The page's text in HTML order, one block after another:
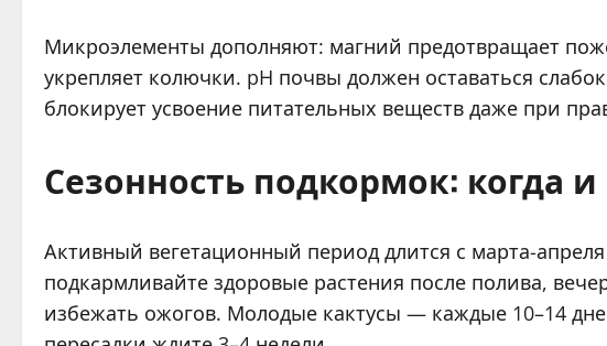
Микроэлементы дополняют: магний предотвращает
укрепляет колючки. pH почвы должен оставаться
блокирует усвоение питательных веществ даже при
Сезонность подкормок: когда и
Активный вегетационный период длится с марта-
подкармливайте здоровые растения после полива,
избежать ожогов. Молодые кактусы — каждые 10–14